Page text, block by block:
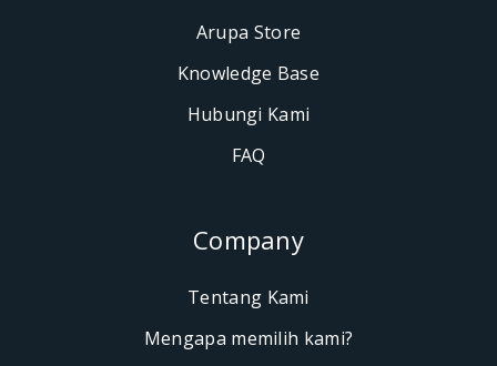
Arupa Store
Knowledge Base
Hubungi Kami
FAQ
Company
Tentang Kami
Mengapa memilih kami?